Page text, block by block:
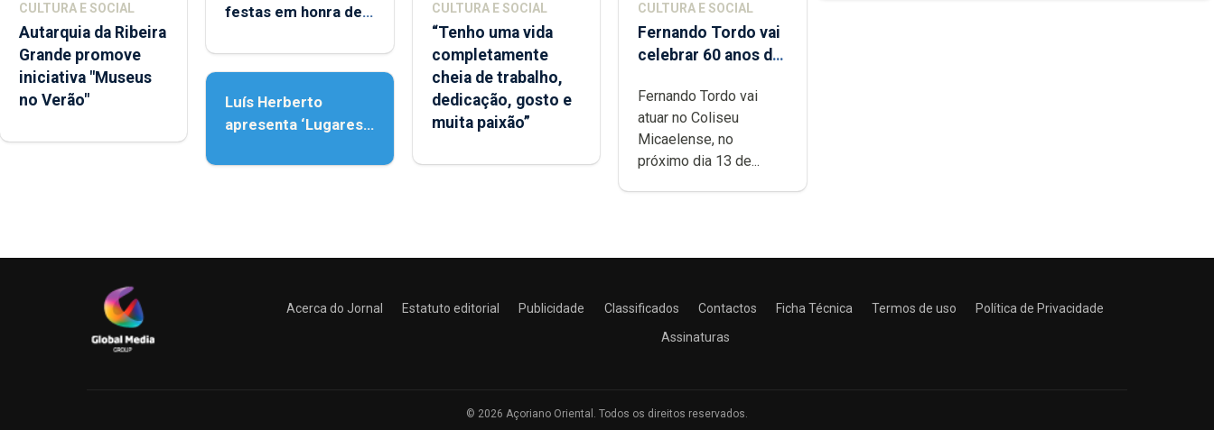
CULTURA E SOCIAL
Autarquia da Ribeira
Grande promove
iniciativa "Museus
no Verão"
festas em honra de
Assunção
Luís Herberto
apresenta ‘Lugares
CULTURA E SOCIAL
“Tenho uma vida
completamente
cheia de trabalho,
dedicação, gosto e
muita paixão”
CULTURA E SOCIAL
Fernando Tordo vai
celebrar 60 anos de
Micaelense
Fernando Tordo vai
atuar no Coliseu
Micaelense, no
próximo dia 13 de...
Acerca do Jornal Estatuto editorial Publicidade Classificados Contactos Ficha Técnica Termos de uso
Política de Privacidade
Assinaturas
© 2026 Açoriano Oriental. Todos os direitos reservados.